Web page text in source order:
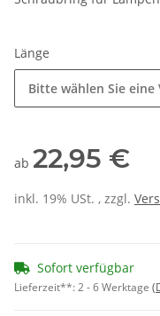
Länge
Bitte wählen Sie eine
ab 22,95 €
inkl. 19% USt. , zzgl.
Sofort verfügbar
Lieferzeit**:2 - 6 Werktage